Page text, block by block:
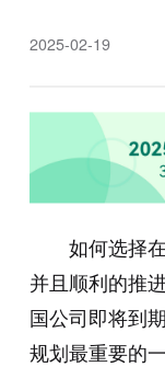
2025-02-19
如何选择
并且顺利的推
国公司即将到
规划最重要的